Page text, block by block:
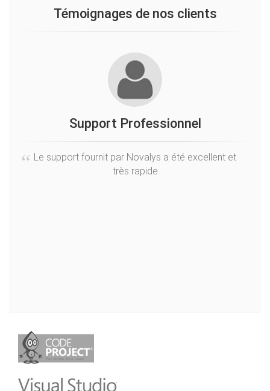
Témoignages de nos clients
Support Professionnel
Le support fournit par Novalys a été excellent et
très rapide